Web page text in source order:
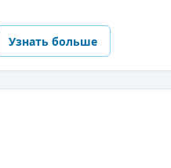
Узнать больше